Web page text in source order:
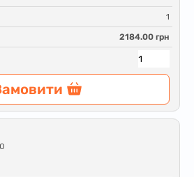
1
2184.00 грн